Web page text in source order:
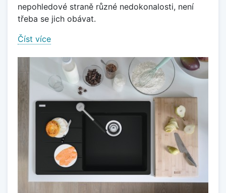
nepohledové straně různé nedokonalosti, není
třeba se jich obávat.
Číst více